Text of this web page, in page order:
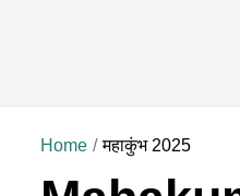
Home महाकुंभ 2025